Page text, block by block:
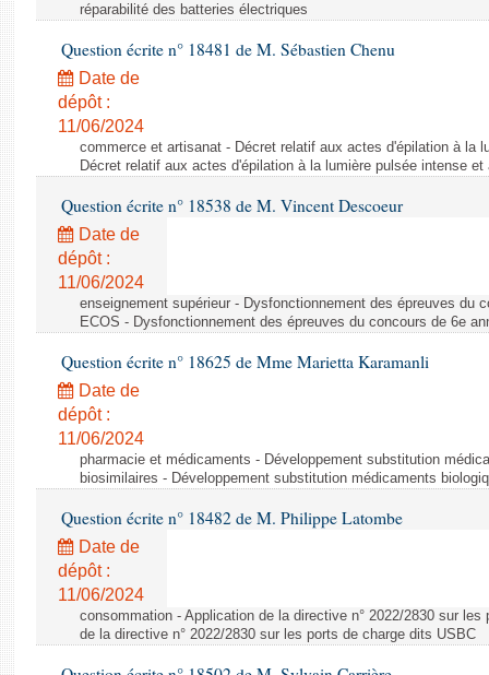
réparabilité des batteries électriques
Question écrite n° 18481 de M. Sébastien Chenu
Date de
dépôt :
11/06/2024
commerce et artisanat - Décret relatif aux actes d'épilation à la
Décret relatif aux actes d'épilation à la lumière pulsée intense et
Question écrite n° 18538 de M. Vincent Descoeur
Date de
dépôt :
11/06/2024
enseignement supérieur - Dysfonctionnement des épreuves du
ECOS - Dysfonctionnement des épreuves du concours de 6e
Question écrite n° 18625 de Mme Marietta Karamanli
Date de
dépôt :
11/06/2024
pharmacie et médicaments - Développement substitution
biosimilaires - Développement substitution médicaments
Question écrite n° 18482 de M. Philippe Latombe
Date de
dépôt :
11/06/2024
consommation - Application de la directive n° 2022/2830 sur
de la directive n° 2022/2830 sur les ports de charge dits USBC